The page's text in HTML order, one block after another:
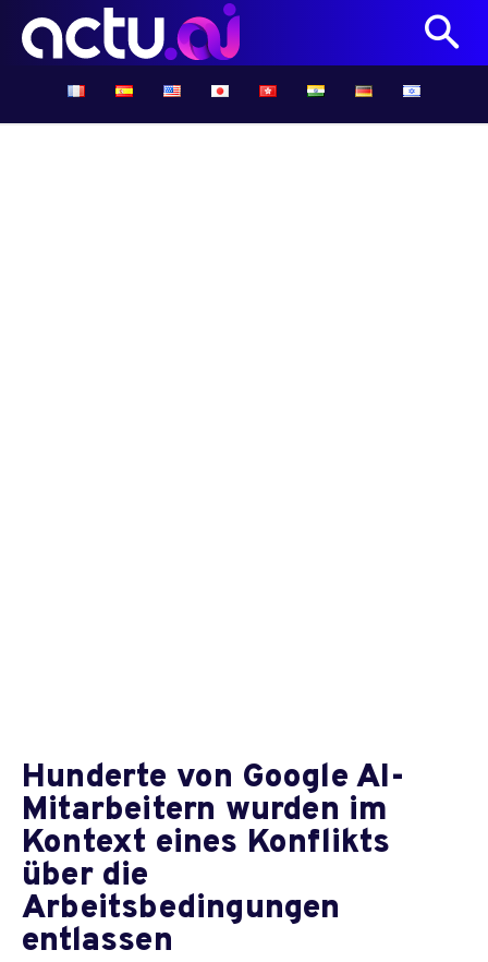
Hunderte von Google AI-
Mitarbeitern wurden im
Kontext eines Konflikts
über die
Arbeitsbedingungen
entlassen